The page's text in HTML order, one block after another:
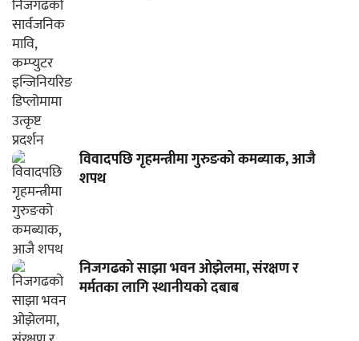
विवादपछि गृहमन्त्रीमा गुरुङको कमब्याक, आजै
शपथ
निजगढको साझा भवन ओझेलमा, संरक्षण र
मर्मतका लागि स्थानीयको दबाब